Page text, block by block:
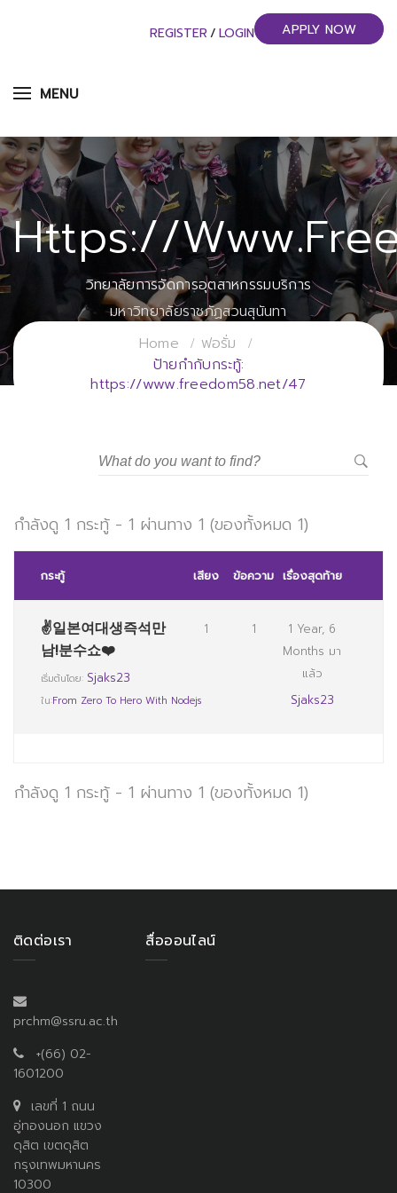
MENU
REGISTER / LOGIN APPLY NOW
Https://
วิทยาลัยการจัดการอุตสาหกรรมบริการ
มหาวิทยาลัยราชภัฏสวนสุนันทา
Home
ฟอรั่ม
ป้ายกำกับกระทู้:
https://www.freedom58.net/47
กำลังดู 1 กระทู้ - 1 ผ่านทาง 1 (ของทั้งหมด 1)
กระทู้ เสียง ข้อความ เรื่องสุดท้าย
✌일본여대생즉석만
남!분수쇼❤️
เริ่มต้นโดย: Sjaks23
ใน:From Zero To Hero With Nodejs
1 1
1 Year, 6
Months มา
แล้ว
Sjaks23
กำลังดู 1 กระทู้ - 1 ผ่านทาง 1 (ของทั้งหมด 1)
ติดต่อเรา
prchm@ssru.ac.th
+(66) 02-
1601200
เลขที่ 1 ถนน
อู่ทองนอก แขวง
ดุสิต เขตดุสิต
กรุงเทพมหานคร
10300
สื่อออนไลน์